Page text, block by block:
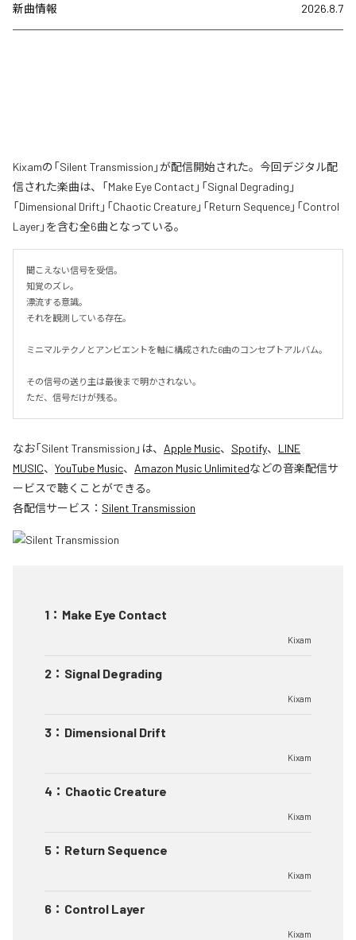
新曲情報 2026.8.7
Kixamの「Silent Transmission」が配信開始された。今回デジタル配
信された楽曲は、「Make Eye Contact」「Signal Degrading」
「Dimensional Drift」「Chaotic Creature」「Return Sequence」「Control
Layer」を含む全6曲となっている。
聞こえない信号を受信。
知覚のズレ。
漂流する意識。
それを観測している存在。
ミニマルテクノとアンビエントを軸に構成された6曲のコンセプトアルバム。
その信号の送り主は最後まで明かされない。
ただ、信号だけが残る。
なお「Silent Transmission 」は、 Apple Music、 Spotify、 LINE
MUSIC、 YouTube Music、 Amazon Music Unlimitedなどの音楽配信サ
ービスで聴くことができる。
各配信サービス： Silent Transmission
1 ： Make Eye Contact
Kixam
2 ： Signal Degrading
Kixam
3 ： Dimensional Drift
Kixam
4 ： Chaotic Creature
Kixam
5 ： Return Sequence
Kixam
6 ： Control Layer
Kixam